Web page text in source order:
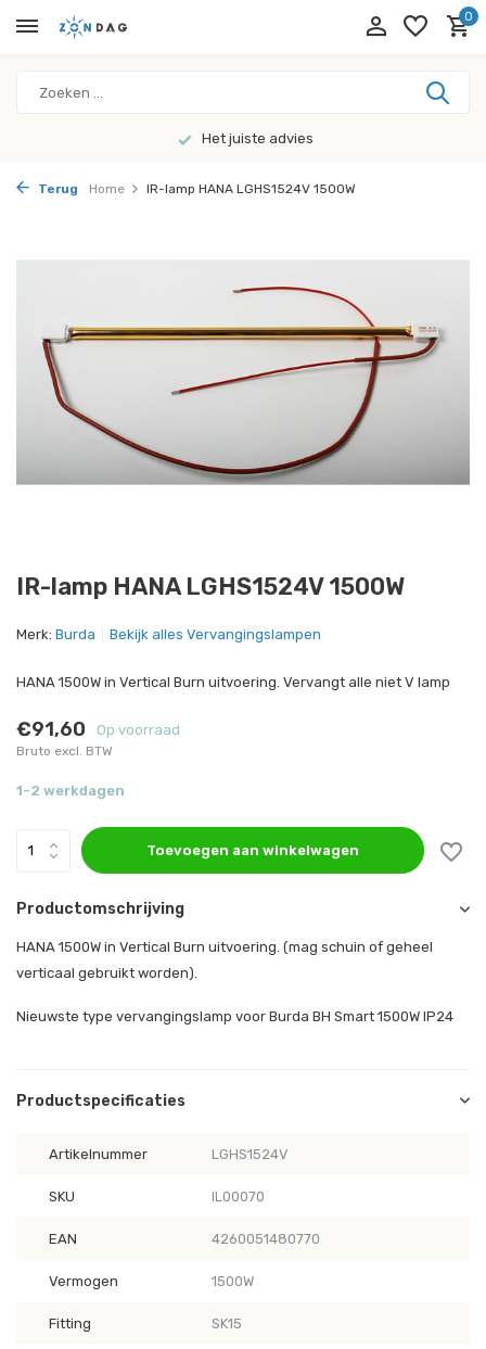
0
Het juiste advies
Terug Home IR-lamp HANA LGHS1524V 1500W
IR-lamp HANA LGHS1524V 1500W
Merk: Burda Bekijk alles Vervangingslampen
HANA 1500W in Vertical Burn uitvoering. Vervangt alle niet V lamp
€91,60 Op voorraad
Bruto excl. BTW
1-2 werkdagen
Toevoegen aan winkelwagen
Productomschrijving
HANA 1500W in Vertical Burn uitvoering. (mag schuin of geheel
verticaal gebruikt worden).
Nieuwste type vervangingslamp voor Burda BH Smart 1500W IP24
Productspecificaties
Artikelnummer LGHS1524V
SKU IL00070
EAN 4260051480770
Vermogen 1500W
Fitting SK15